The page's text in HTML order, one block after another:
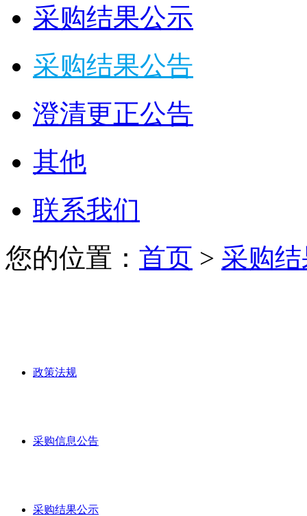
采购结果公示
采购结果公告
澄清更正公告
其他
联系我们
您的位置： 首页 > 采购
政策法规
采购信息公告
采购结果公示